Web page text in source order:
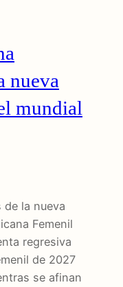
nueva
mundial
la nueva
Femenil
regresiva
de 2027
se afinan